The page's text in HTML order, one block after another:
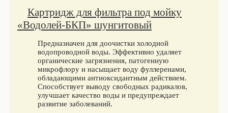
Картридж для фильтра под мойку
«Водолей-БКП» шунгитовый
Предназначен для доочистки холодной
водопроводной воды. Эффективно удаляет
органические загрязнения, патогенную
микрофлору и насыщает воду фуллеренами,
обладающими антиоксидантным действием.
Способствует выводу свободных радикалов,
улучшает качество воды и предупреждает
развитие заболеваний.